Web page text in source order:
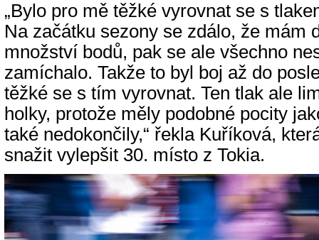
„Bylo pro mě těžké vyrovnat se s
Na začátku sezony se zdálo, že mám
množství bodů, pak se ale všechno
zamíchalo. Takže to byl boj až do
těžké se s tím vyrovnat. Ten tlak ale
holky, protože měly podobné pocity
také nedokončily,“ řekla Kuříková,
snažit vylepšit 30. místo z Tokia.